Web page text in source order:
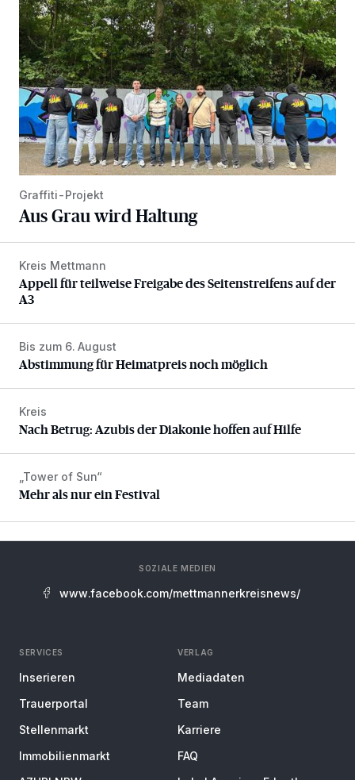
Graffiti-Projekt
Aus Grau wird Haltung
Appell für teilweise Freigabe des Seitenstreifens auf der A3
Kreis Mettmann
Appell für teilweise Freigabe des Seitenstreifens auf der
A3
Abstimmung für Heimatpreis noch möglich
Bis zum 6. August
Abstimmung für Heimatpreis noch möglich
Nach Betrug: Azubis der Diakonie hoffen auf Hilfe
Kreis
Nach Betrug: Azubis der Diakonie hoffen auf Hilfe
Mehr als nur ein Festival
„Tower of Sun“
Mehr als nur ein Festival
SOZIALE MEDIEN
www.facebook.com/mettmannerkreisnews/
SERVICES
Inserieren
Trauerportal
Stellenmarkt
Immobilienmarkt
VERLAG
Mediadaten
Team
Karriere
FAQ